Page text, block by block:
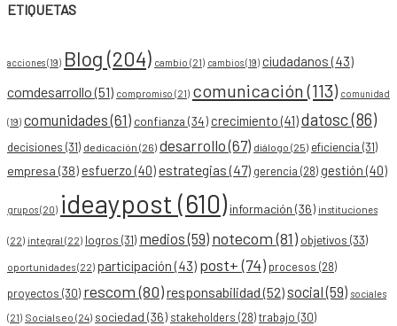
ETIQUETAS
acciones(19) Blog (204) cambio (21) cambios(19) ciudadanos (43)
comdesarrollo(51) compromiso (21) comunicación(113) comunidad
(19) comunidades(61) confianza (34) crecimiento (41)datosc(86)
decisiones (31) dedicación (26) desarrollo(67) diálogo (25) eficiencia (31)
empresa (38) esfuerzo (40)estrategias(47) gerencia (28) gestión (40)
grupos(20) ideaypost (610) información (36) instituciones
(22) integral (22) logros (31) medios(59) notecom(81) objetivos (33)
oportunidades(22) participación (43) post+(74) procesos (28)
proyectos (30) rescom(80)responsabilidad(52)social(59) sociales
(21) Socialseo (24) sociedad (36) stakeholders (28)trabajo (30)